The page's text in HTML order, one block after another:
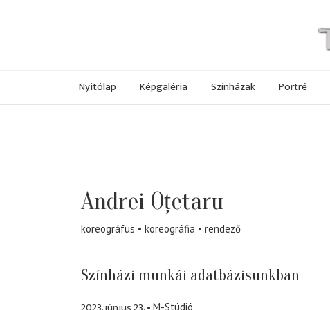
Nyitólap Képgaléria Színházak Portré
Andrei Oțetaru
koreográfus koreográfia rendező
Színházi munkái adatbázisunkban
M-Stúdió